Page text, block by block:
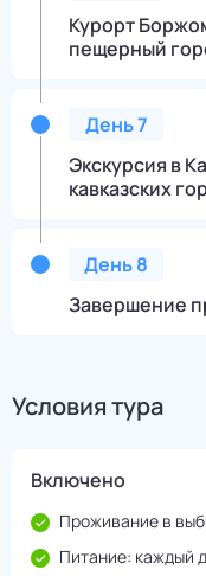
Курорт
пещерный
День7
Экскурсия в
кавказских
День8
Завершение
Условия тура
Включено
Проживание в
Питание: каждый